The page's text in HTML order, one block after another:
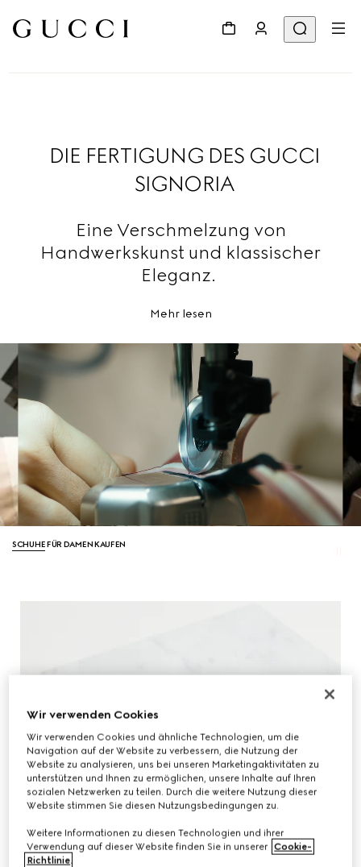
DIE FERTIGUNG DES GUCCI
SIGNORIA
Eine Verschmelzung von
Handwerkskunst und klassischer
Eleganz.
Mehr lesen
SCHUHEFÜR DAMEN KAUFEN
Wir verwenden Cookies
Wir verwenden Cookies und ähnliche Technologien, um die
Navigation auf der Website zu verbessern, die Nutzung der
Website zu analysieren, uns bei unseren Marketingaktivitäten zu
unterstützen und Ihnen zu ermöglichen, unsere Inhalte auf Ihren
sozialen Netzwerken zu teilen. Durch die weitere Nutzung dieser
Website stimmen Sie diesen Nutzungsbedingungen zu.
Weitere Informationen zu diesen Technologien und ihrer
Verwendung auf dieser Website finden Sie in unserer Cookie-
Richtlinie.